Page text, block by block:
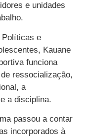
e unidades
Políticas e
Kauane
funciona
ressocialização,
a
a disciplina.
passou a contar
incorporados à